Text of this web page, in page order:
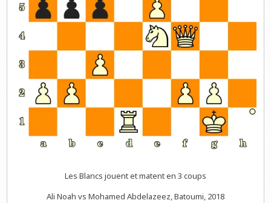
Les Blancs jouent et matent en 3 coups
Ali Noah vs Mohamed Abdelazeez, Batoumi, 2018